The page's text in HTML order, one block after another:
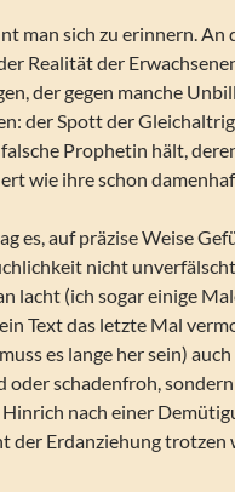
man sich zu erinnern.
Realität der
der gegen manche
der Spott der
Prophetin hält,
wie ihre schon
es, auf präzise Weise
nicht
lacht (ich sogar einige
Text das letzte Mal
es lange her sein)
oder schadenfroh,
nach einer
der Erdanziehung trotzen